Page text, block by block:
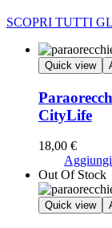
SCOPRI TUTTI
Quick view
CityLife
18,00 €
Out Of Stock
Quick view